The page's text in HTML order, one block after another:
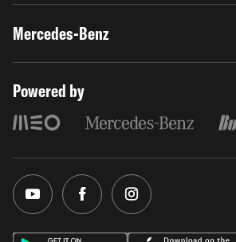
Mercedes-Benz
Powered by